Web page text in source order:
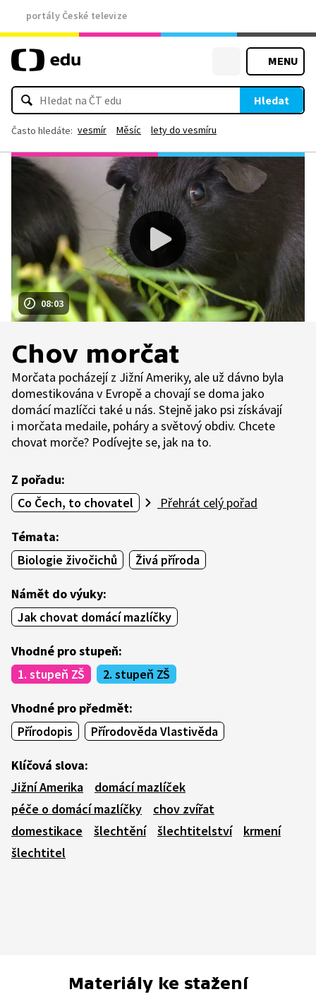
portály České televize
MENU
Hledat
Často hledáte: vesmír Měsíc lety do vesmíru
08:03
Chov morčat
Morčata pocházejí z Jižní Ameriky, ale už dávno byla
domestikována v Evropě a chovají se doma jako
domácí mazlíčci také u nás. Stejně jako psi získávají
i morčata medaile, poháry a světový obdiv. Chcete
chovat morče? Podívejte se, jak na to.
Z pořadu:
Co Čech, to chovatel
Přehrát celý pořad
Témata:
Biologie živočichů
Živá příroda
Námět do výuky:
Jak chovat domácí mazlíčky
Vhodné pro stupeň:
1. stupeň ZŠ
2. stupeň ZŠ
Vhodné pro předmět:
Přírodopis
Přírodověda Vlastivěda
Klíčová slova:
Jižní Amerika
domácí mazlíček
péče o domácí mazlíčky
chov zvířat
domestikace
šlechtění šlechtitelství
krmení
šlechtitel
Materiály ke stažení